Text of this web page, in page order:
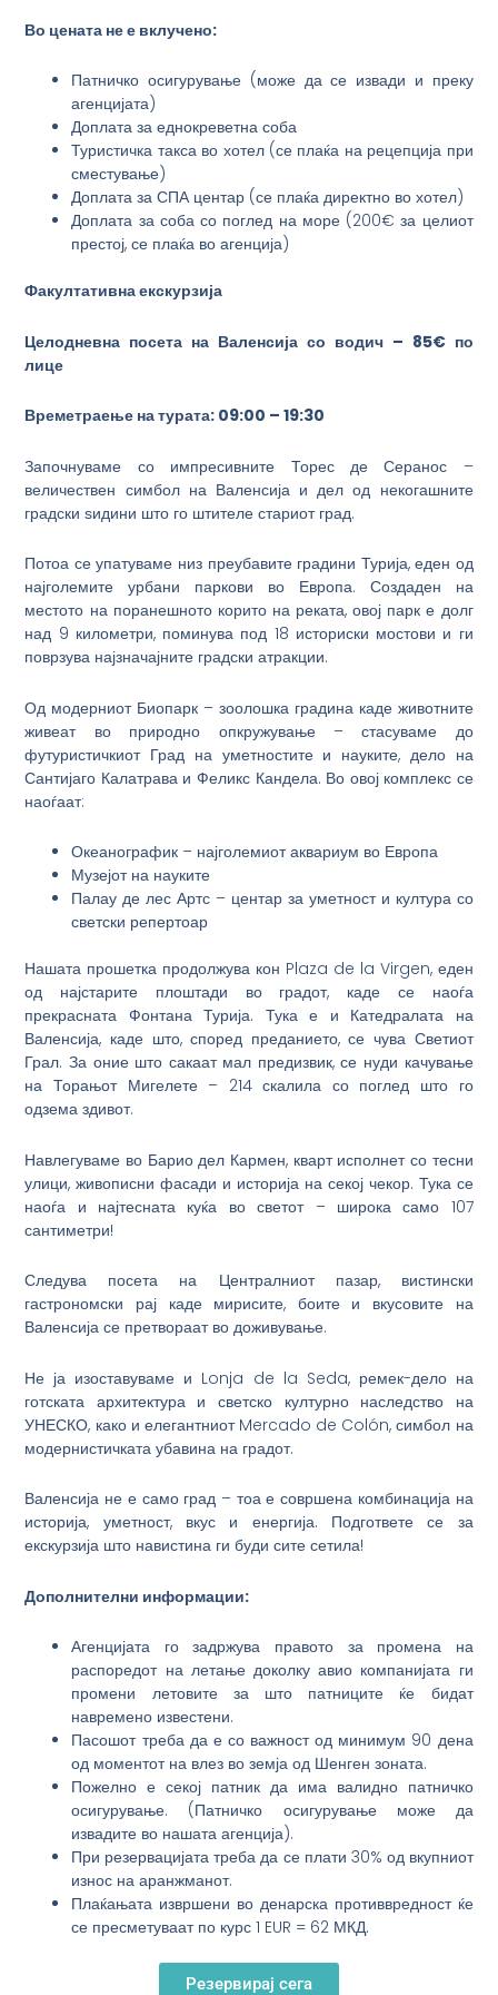
Во цената не е вклучено:
Патничко осигурување (може да се извади и преку
агенцијата)
Доплата за еднокреветна соба
Туристичка такса во хотел (се плаќа на рецепција при
сместување)
Доплата за СПА центар (се плаќа директно во хотел)
Доплата за соба со поглед на море (200€ за целиот
престој, се плаќа во агенција)
Факултативна екскурзија
Целодневна посета на Валенсија со водич – 85€ по
лице
Времетраење на турата: 09:00 – 19:30
Започнуваме со импресивните Торес де Серанос –
величествен симбол на Валенсија и дел од некогашните
градски ѕидини што го штителе стариот град.
Потоа се упатуваме низ преубавите градини Турија, еден од
најголемите урбани паркови во Европа. Создаден на
местото на поранешното корито на реката, овој парк е долг
над 9 километри, поминува под 18 историски мостови и ги
поврзува најзначајните градски атракции.
Од модерниот Биопарк – зоолошка градина каде животните
живеат во природно опкружување – стасуваме до
футуристичкиот Град на уметностите и науките, дело на
Сантијаго Калатрава и Феликс Кандела. Во овој комплекс се
наоѓаат:
Океанографик – најголемиот аквариум во Европа
Музејот на науките
Палау де лес Артс – центар за уметност и култура со
светски репертоар
Нашата прошетка продолжува кон Plaza de la Virgen, еден
од најстарите плоштади во градот, каде се наоѓа
прекрасната Фонтана Турија. Тука е и Катедралата на
Валенсија, каде што, според преданието, се чува Светиот
Грал. За оние што сакаат мал предизвик, се нуди качување
на Торањот Мигелете – 214 скалила со поглед што го
одзема здивот.
Навлегуваме во Барио дел Кармен, кварт исполнет со тесни
улици, живописни фасади и историја на секој чекор. Тука се
наоѓа и најтесната куќа во светот – широка само 107
сантиметри!
Следува посета на Централниот пазар, вистински
гастрономски рај каде мирисите, боите и вкусовите на
Валенсија се претвораат во доживување.
Не ја изоставуваме и Lonja de la Seda, ремек-дело на
готската архитектура и светско културно наследство на
УНЕСКО, како и елегантниот Mercado de Colón, симбол на
модернистичката убавина на градот.
Валенсија не е само град – тоа е совршена комбинација на
историја, уметност, вкус и енергија. Подгответе се за
екскурзија што навистина ги буди сите сетила!
Дополнителни информации:
Агенцијата го задржува правото за промена на
распоредот на летање доколку авио компанијата ги
промени летовите за што патниците ќе бидат
навремено известени.
Пасошот треба да е со важност од минимум 90 дена
од моментот на влез во земја од Шенген зоната.
Пожелно е секој патник да има валидно патничко
осигурување. (Патничко осигурување може да
извадите во нашата агенција).
При резервацијата треба да се плати 30% од вкупниот
износ на аранжманот.
Плаќањата извршени во денарска противвредност ќе
се пресметуваат по курс 1 EUR = 62 МКД.
Резервирај сега